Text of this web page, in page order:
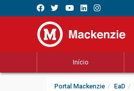
Início
Portal Mackenzie EaD